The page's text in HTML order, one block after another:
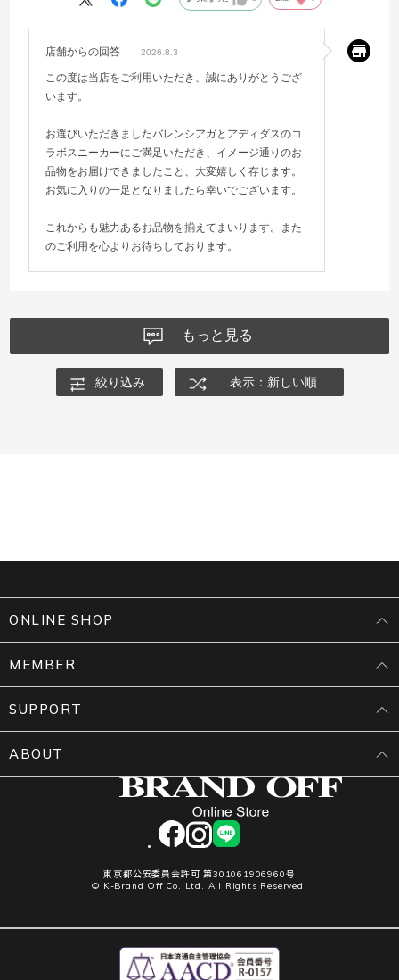
店舗からの回答 2026.8.3
この度は当店をご利用いただき、誠にありがとうござ
います。
お選びいただきましたバレンシアガとアディダスのコ
ラボスニーカーにご満足いただき、イメージ通りのお
品物をお届けできましたこと、大変嬉しく存じます。
お気に入りの一足となりましたら幸いでございます。
これからも魅力あるお品物を揃えてまいります。また
のご利用を心よりお待ちしております。
もっと見る
絞り込み 表示：新しい順
facebookinstagram
LINE
東京都公安委員会許可 第301061906960号
© K-Brand Off Co.,Ltd. All Rights Reserved.
ONLINE SHOP
MEMBER
SUPPORT
ABOUT